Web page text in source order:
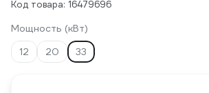
Код товара: 16479696
Мощность (кВт)
12
20 33